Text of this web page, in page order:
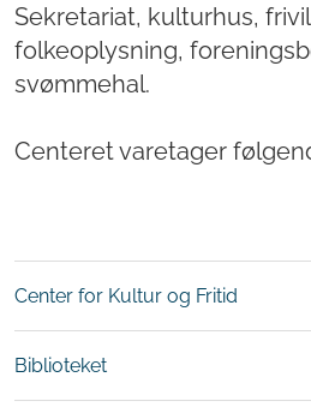
Sekretariat, kulturhus,
folkeoplysning,
svømmehal.
Centeret varetager
Center for Kultur og Fritid
Biblioteket